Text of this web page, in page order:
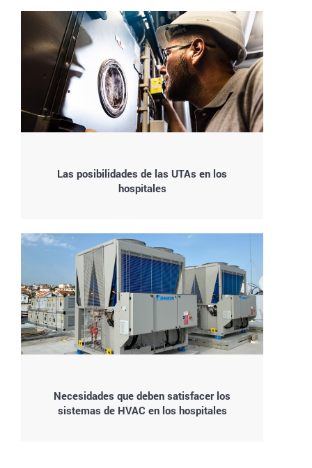
Las posibilidades de las UTAs en los
hospitales
Necesidades que deben satisfacer los
sistemas de HVAC en los hospitales